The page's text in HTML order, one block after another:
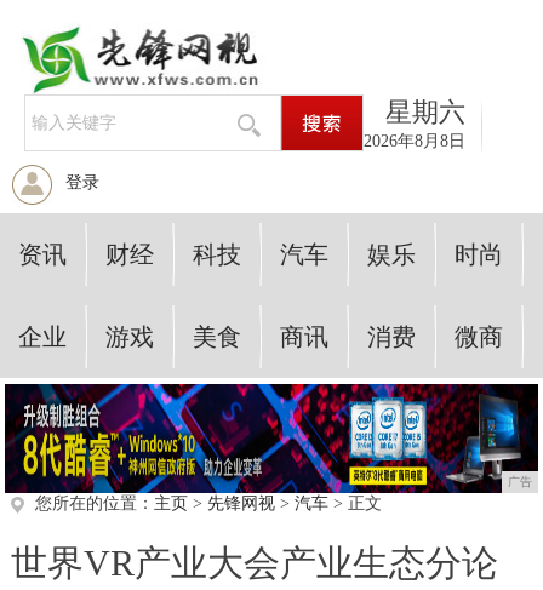
星期六
2026年8月8日
登录
资讯 财经 科技 汽车 娱乐 时尚
企业 游戏 美食 商讯 消费 微商
广告
您所在的位置： 主页 > 先锋网视> 汽车> 正文
世界VR产业大会产业生态分论